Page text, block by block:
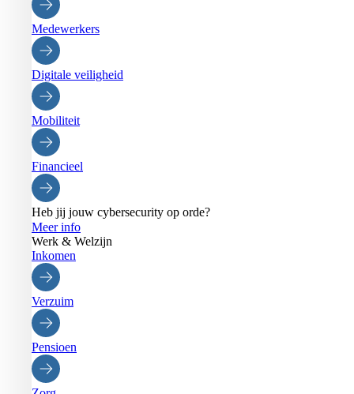
Medewerkers
Digitale veiligheid
Mobiliteit
Financieel
Heb jij jouw cybersecurity op orde?
Meer info
Werk & Welzijn
Inkomen
Verzuim
Pensioen